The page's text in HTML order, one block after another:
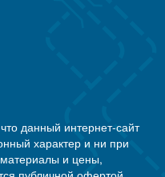
данный интернет-сайт
характер и ни при
и цены,